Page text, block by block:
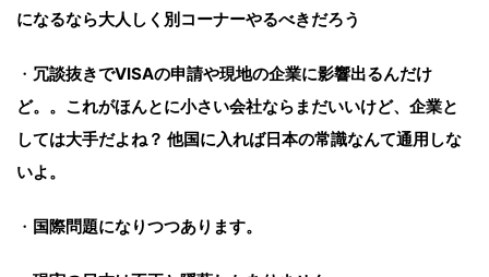
になるなら大人しく別コーナーやるべきだろう
・ 冗談抜きでVISAの申請や現地の企業に影響出るんだけ
ど。。これがほんとに小さい会社ならまだいいけど、企業と
しては大手だよね？ 他国に入れば日本の常識なんて通用しな
いよ。
・ 国際問題になりつつあります。